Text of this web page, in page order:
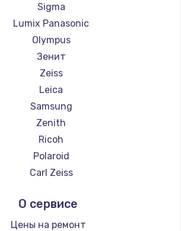
Sigma
Lumix Panasonic
Olympus
Зенит
Zeiss
Leica
Samsung
Zenith
Ricoh
Polaroid
Carl Zeiss
LUMIX
Kodak
О сервисе
Цены на ремонт